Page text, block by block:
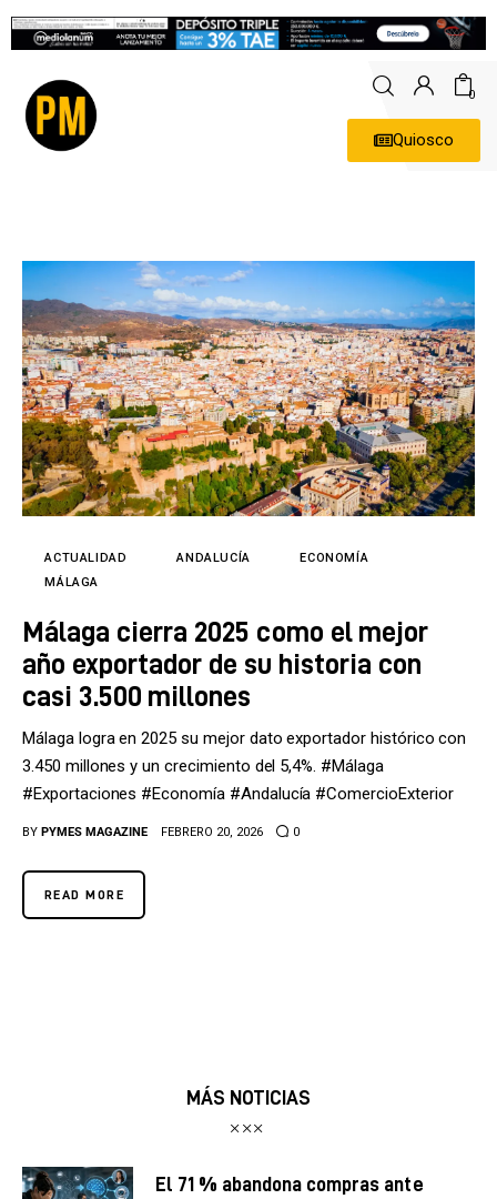
0
Quiosco
Economía
Empresas
Entrevistas
Expertos
Tecnología
Cultura
Directorio
ACTUALIDAD ANDALUCÍA
ECONOMÍA
MÁLAGA
Málaga cierra 2025 como el mejor
año exportador de su historia con
casi 3.500 millones
Málaga logra en 2025 su mejor dato exportador histórico con
3.450 millones y un crecimiento del 5,4%. #Málaga
#Exportaciones #Economía #Andalucía #ComercioExterior
BY PYMES MAGAZINE FEBRERO 20, 2026 0
READ MORE
MÁS NOTICIAS
El 71 % abandona compras ante